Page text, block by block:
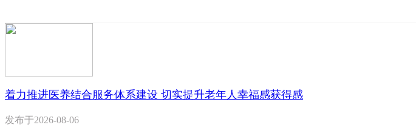
着力推进医养结合服务体系建设 切实提升老年人幸福感获得感
发布于2026-08-06